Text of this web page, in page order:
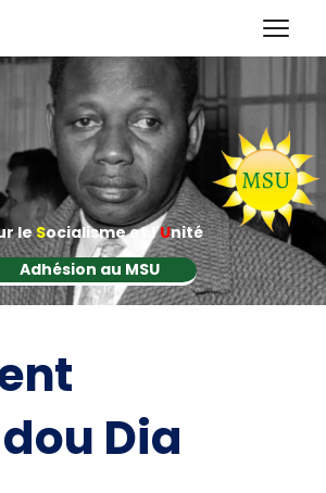
leSocialisme et l'Unité
Adhésion au MSU
Dia